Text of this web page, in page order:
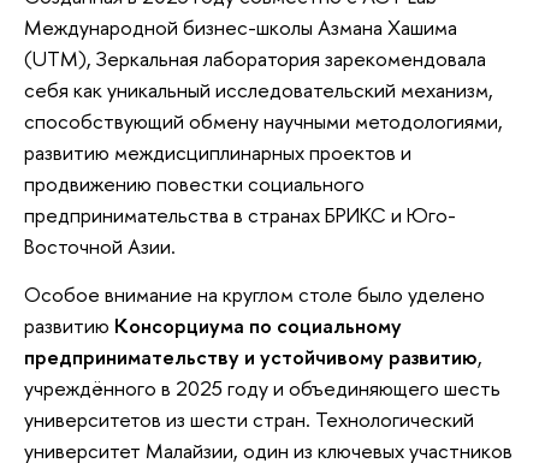
Международной бизнес-школы Азмана Хашима
(UTM), Зеркальная лаборатория зарекомендовала
себя как уникальный исследовательский механизм,
способствующий обмену научными методологиями,
развитию междисциплинарных проектов и
продвижению повестки социального
предпринимательства в странах БРИКС и Юго-
Восточной Азии.
Особое внимание на круглом столе было уделено
развитию Консорциума по социальному
предпринимательству и устойчивому развитию,
учреждённого в 2025 году и объединяющего шесть
университетов из шести стран. Технологический
университет Малайзии, один из ключевых участников